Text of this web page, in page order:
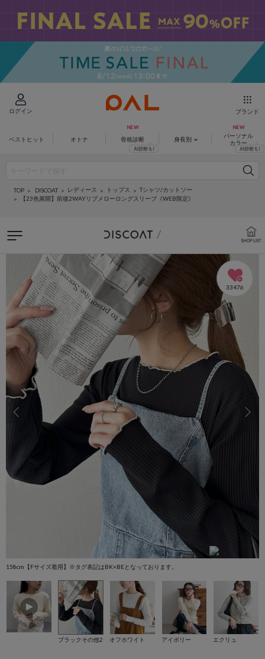
ログイン ブランド
ベストヒット オトナ 骨格診断 身長別
パーソナル
カラー
TOP DISCOAT レディース トップス
Tシャツ/カットソー
【23色展開】前後2WAYリブメローロングスリーブ《WEB限定》
33476
158cm【Fサイズ着用】※タグ表記はBK×BEとなっております。
ブラックその他2 オフホワイト アイボリー エクリュ